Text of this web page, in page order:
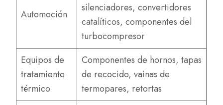
Automoción
silenciadores, convertidores
catalíticos, componentes del
turbocompresor
Equipos de
tratamiento
térmico
Componentes de hornos, tapas
de recocido, vainas de
termopares, retortas